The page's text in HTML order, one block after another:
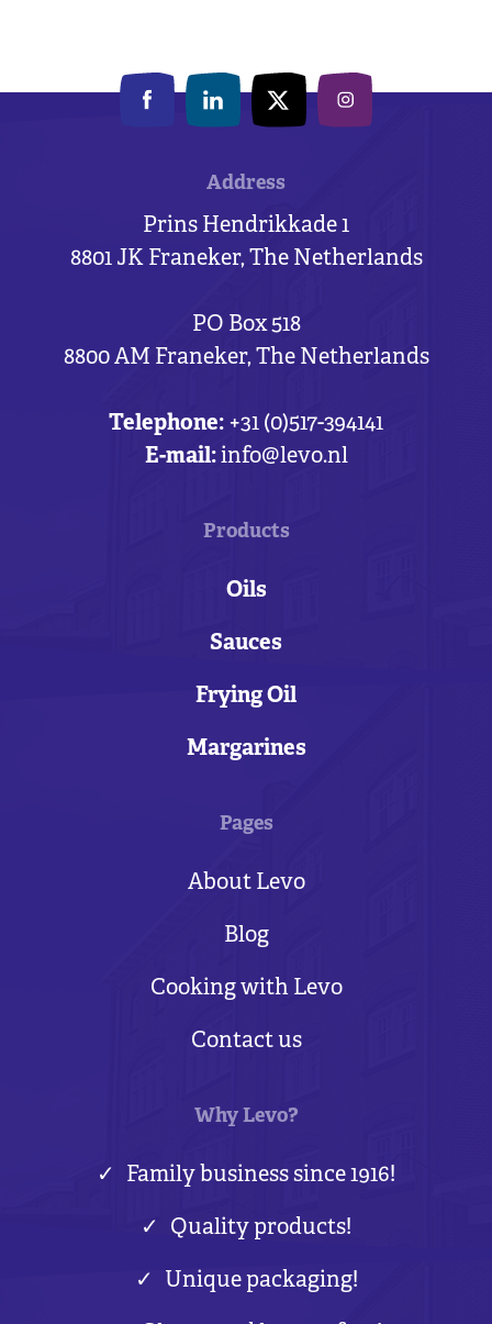
Address
Prins Hendrikkade 1
8801 JK Franeker, The Netherlands
PO Box 518
8800 AM Franeker, The Netherlands
Telephone: +31 (0)517-394141
E-mail:info@levo.nl
Products
Oils
Sauces
Frying Oil
Margarines
Pages
About Levo
Blog
Cooking with Levo
Contact us
Why Levo?
Family business since 1916!
Quality products!
Unique packaging!